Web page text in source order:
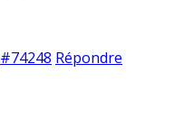
#74248 Répondre